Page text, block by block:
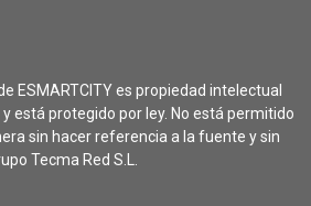
ESMARTCITY es propiedad intelectual
y está protegido por ley. No está permitido
sin hacer referencia a la fuente y sin
Tecma Red S.L.